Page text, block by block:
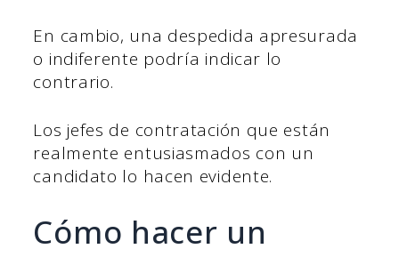
En cambio, una despedida apresurada
o indiferente podría indicar lo
contrario.
Los jefes de contratación que están
realmente entusiasmados con un
candidato lo hacen evidente.
Cómo hacer un